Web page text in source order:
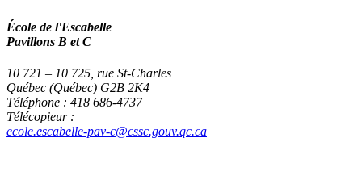
École de l'Escabelle
Pavillons B et C
10 721 – 10 725, rue St-Charles
Québec (Québec) G2B 2K4
Téléphone : 418 686-4737
Télécopieur :
ecole.escabelle-pav-c@cssc.gouv.qc.ca